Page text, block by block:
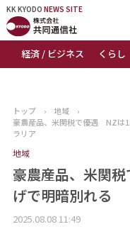
KK KYODO NEWS SITE
経済 / ビジネス くらし
KK KYODONEWS SITE
トップページ
ニュース
おすすめコンテンツ
出版物
トップ › 地域
›
豪農産品、米関税で優遇 NZ
ラリア
地域
豪農産品、米関
げで明暗別れる
2025.08.08 11:49